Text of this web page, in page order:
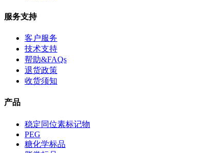
服务支持
客户服务
技术支持
帮助&FAQs
退货政策
收货须知
产品
稳定同位素标记物
PEG
糖化学标品